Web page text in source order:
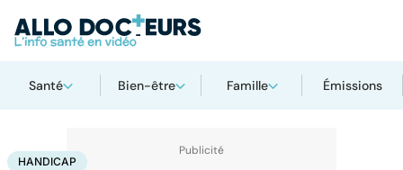
Santé Bien-être Famille Émissions
AccueilSanté Maladies
HANDICAP